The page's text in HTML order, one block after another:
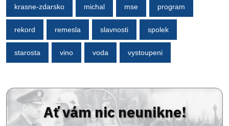
krasne-zdarsko michal mse program
rekord remesla slavnosti spolek
starosta vino voda vystoupeni
Ať vám nic neunikne!